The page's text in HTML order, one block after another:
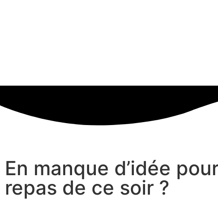
En manque d’idée
repas de ce soir ?